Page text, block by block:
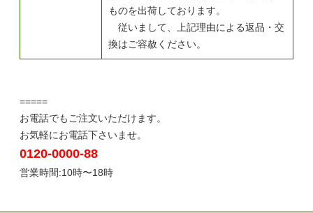
ものを出荷しております。
従いまして、上記理由による返品・交
換はご容赦ください。
=====
お電話でもご注文いただけます。
お気軽にお電話下さいませ。
0120-0000-88
営業時間:10時〜18時